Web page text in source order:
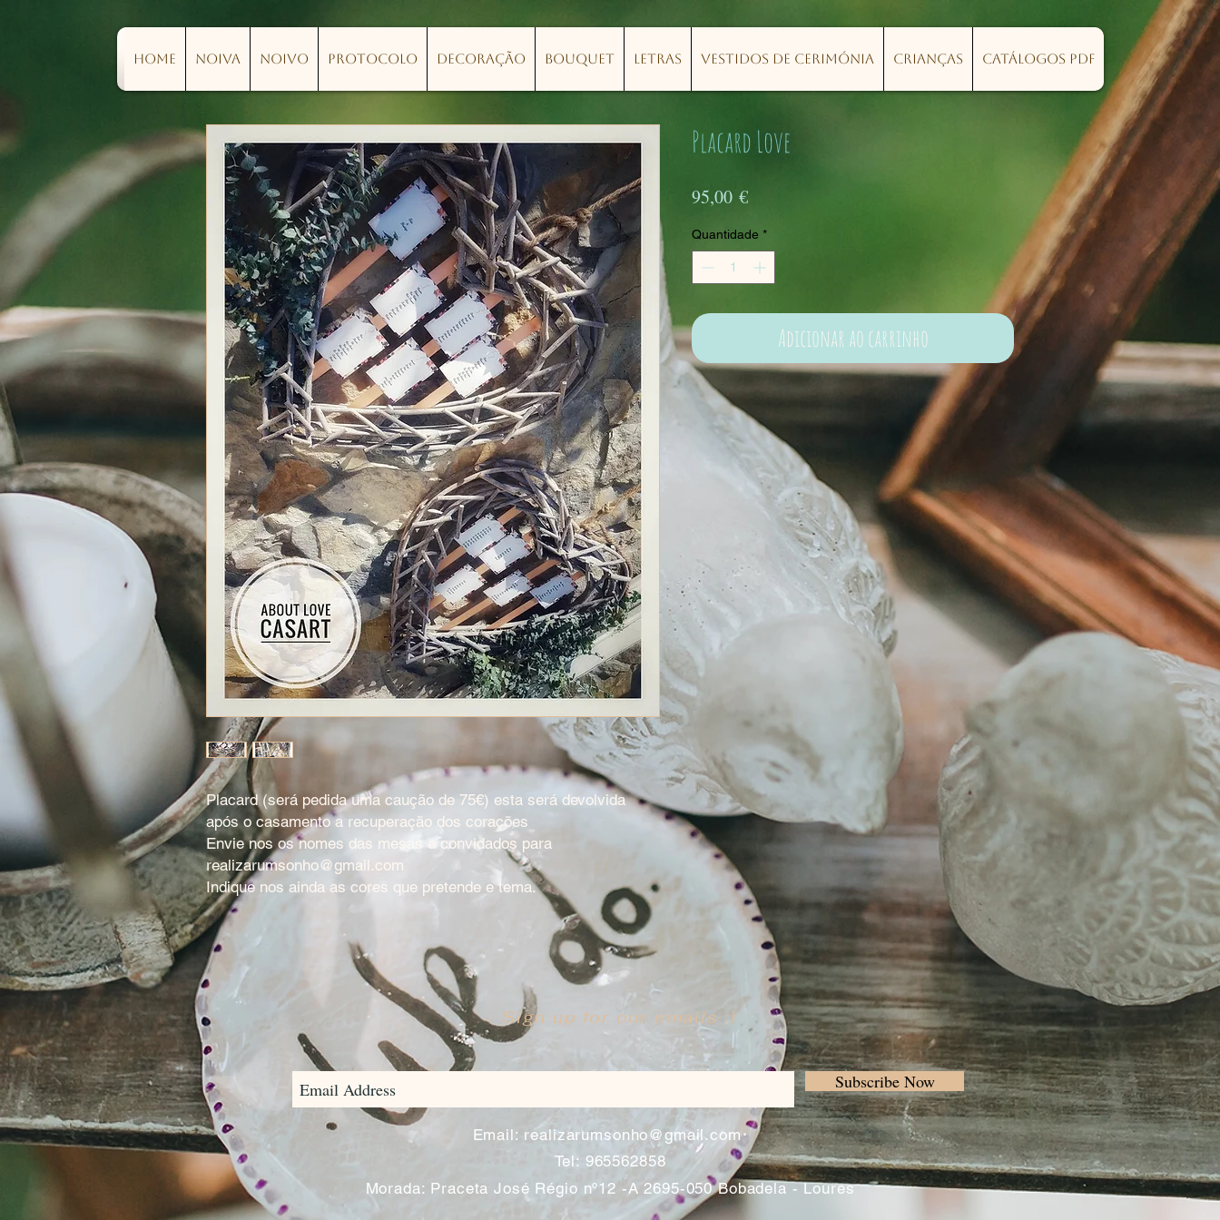
Home Noiva Noivo Protocolo Decoração Bouquet Letras Vestidos de Cerimónia Crianças Catálogos PDF
Placard (será pedida uma caução de 75€) esta será devolvida
após o casamento a recuperação dos corações
Envie nos os nomes das mesas e convidados para
realizarumsonho@gmail.com
Indique nos ainda as cores que pretende e tema.
Placard Love
95,00 €Preço
Quantidade *
Adicionar ao carrinho
Sign up for our emails :)
Subscribe Now
Email: realizarumsonho@gmail.com
Tel: 965562858
Morada: Praceta José Régio nº12 -A 2695-050 Bobadela - Loures